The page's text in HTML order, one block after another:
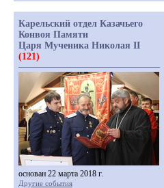
Карельский отдел Казачьего
Конвоя Памяти
Царя Мученика Николая II
(121)
основан 22 марта 2018 г.
Другие события